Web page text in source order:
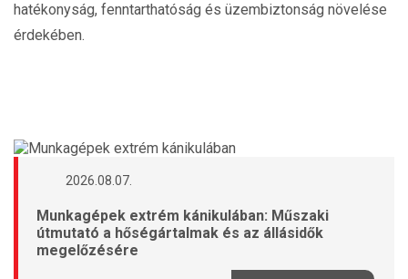
hatékonyság, fenntarthatóság és üzembiztonság növelése
érdekében.
2026.08.07.
Munkagépek extrém kánikulában: Műszaki
útmutató a hőségártalmak és az állásidők
megelőzésére